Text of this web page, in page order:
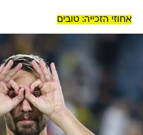
אחוזי הזכייה: טובים